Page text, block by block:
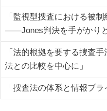
「監視型捜査における被制
――Jones判決を手がかりと
「法的根拠を要する捜査
法との比較を中心に」
「捜査法の体系と情報プラ